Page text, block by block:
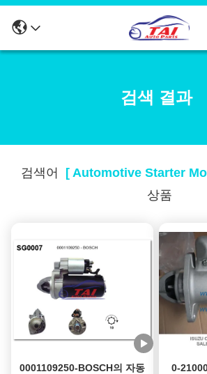
검색 결과
검색어 [ Automotive Starter
상품
0001109250-BOSCH의 자동
0-